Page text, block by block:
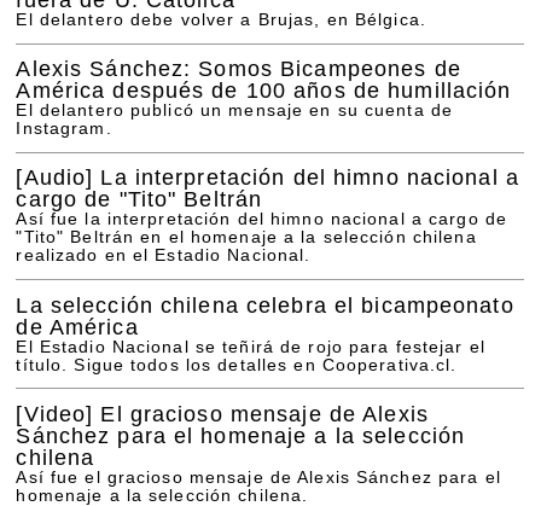
El delantero debe volver a Brujas, en Bélgica.
Alexis Sánchez: Somos Bicampeones de
América después de 100 años de humillación
El delantero publicó un mensaje en su cuenta de
Instagram.
[Audio] La interpretación del himno nacional a
cargo de "Tito" Beltrán
Así fue la interpretación del himno nacional a cargo de
"Tito" Beltrán en el homenaje a la selección chilena
realizado en el Estadio Nacional.
La selección chilena celebra el bicampeonato
de América
El Estadio Nacional se teñirá de rojo para festejar el
título. Sigue todos los detalles en Cooperativa.cl.
[Video] El gracioso mensaje de Alexis
Sánchez para el homenaje a la selección
chilena
Así fue el gracioso mensaje de Alexis Sánchez para el
homenaje a la selección chilena.